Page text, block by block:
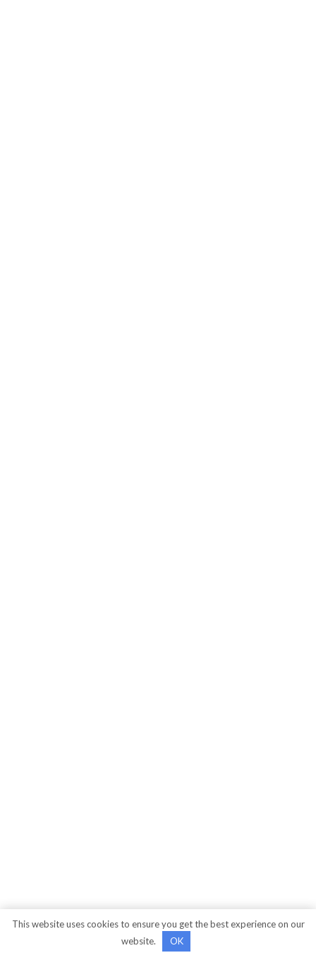
This website uses cookies to ensure you get the best experience on our
website.
OK